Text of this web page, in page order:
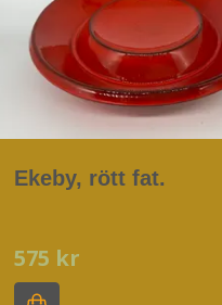
Ekeby, rött fat.
575 kr